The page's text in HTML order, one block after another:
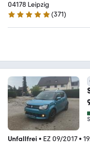
04178 Leipzig
4.8 Sterne
(371)
Unfallfrei • EZ 09/2017•